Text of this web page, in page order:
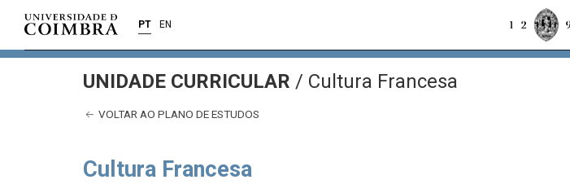
PT EN
UNIDADE CURRICULAR / Cultura Francesa
VOLTAR AO PLANO DE ESTUDOS
Cultura Francesa